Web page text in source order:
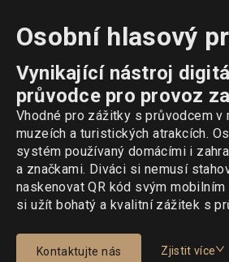
Osobní hlasový
Vynikající nástroj
průvodce pro provoz
Vhodné pro zážitky s průvodcem v
muzeích a turistických atrakcích.
systém používaný domácími i
a značkami. Diváci si nemusí
naskenovat QR kód svým
si užít bohatý a kvalitní zážitek s
Kontaktujte nás Zjistit více